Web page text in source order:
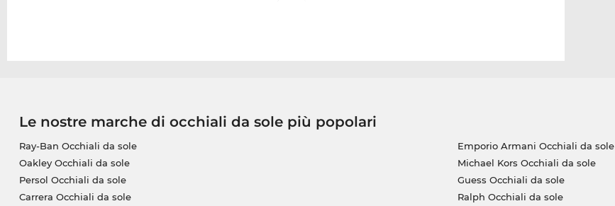
Le nostre marche di occhiali da sole più popolari
Ray-Ban Occhiali da sole
Oakley Occhiali da sole
Persol Occhiali da sole
Carrera Occhiali da sole
Emporio Armani Occhiali da sole
Michael Kors Occhiali da sole
Guess Occhiali da sole
Ralph Occhiali da sole